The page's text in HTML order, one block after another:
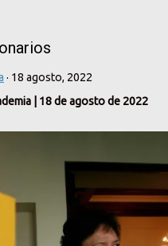
· 18 agosto, 2022
| 18 de agosto de 2022